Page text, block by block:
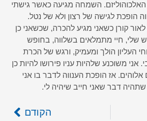
האלכוהוליזם. השמחה מגיעה כאשר גישתי
הופכת לגישה של רצון ולא של נטל.
קורן כשאני מגיע להכרה, שכשאני כן
שלי, חיי מתמלאים בשלווה, בחופש
העליון הולך ומעמיק, ורגש של הכרת
משוכנע שלהיות עניו פירושו להיות כן
אז הופכת הענווה לדבר בו אני
דבר שאני חייב שיהיה לי.
הקודם